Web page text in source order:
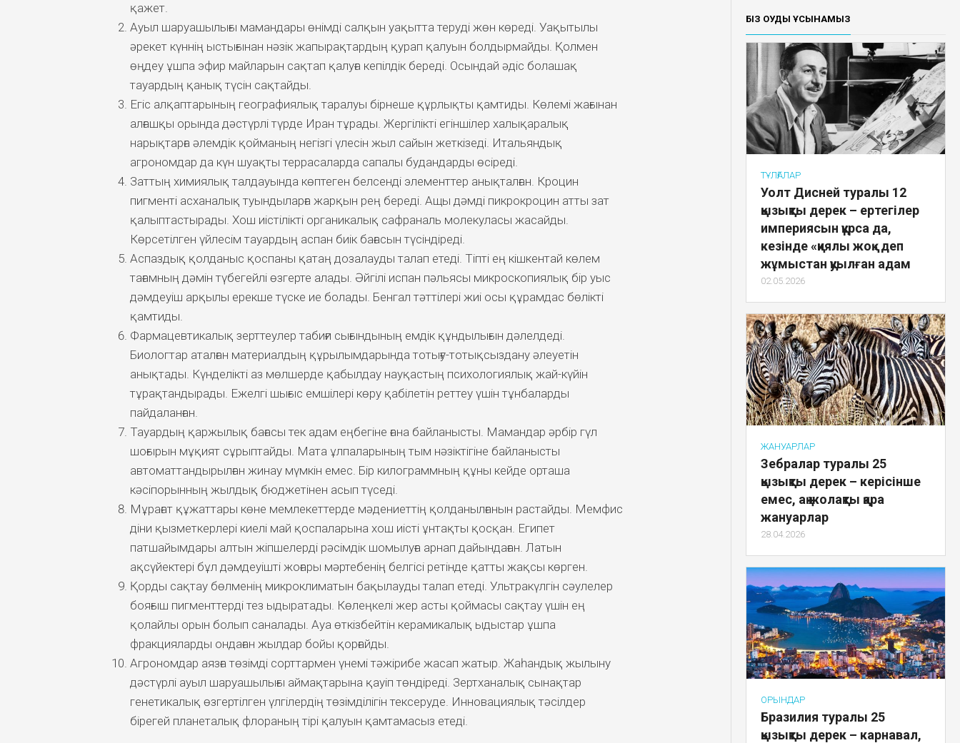
қажет.
Ауыл шаруашылығы мамандары өнімді салқын уақытта теруді жөн көреді. Уақытылы
әрекет күннің ыстығынан нәзік жапырақтардың қурап қалуын болдырмайды. Қолмен
өңдеу ұшпа эфир майларын сақтап қалуға кепілдік береді. Осындай әдіс болашақ
тауардың қанық түсін сақтайды.
Егіс алқаптарының географиялық таралуы бірнеше құрлықты қамтиды. Көлемі жағынан
алғашқы орында дәстүрлі түрде Иран тұрады. Жергілікті егіншілер халықаралық
нарықтарға әлемдік қойманың негізгі үлесін жыл сайын жеткізеді. Итальяндық
агрономдар да күн шуақты террасаларда сапалы будандарды өсіреді.
Заттың химиялық талдауында көптеген белсенді элементтер анықталған. Кроцин
пигменті асханалық туындыларға жарқын рең береді. Ащы дәмді пикрокроцин атты зат
қалыптастырады. Хош иістілікті органикалық сафраналь молекуласы жасайды.
Көрсетілген үйлесім тауардың аспан биік бағасын түсіндіреді.
Аспаздық қолданыс қоспаны қатаң дозалауды талап етеді. Тіпті ең кішкентай көлем
тағамның дәмін түбегейлі өзгерте алады. Әйгілі испан пәльясы микроскопиялық бір уыс
дәмдеуіш арқылы ерекше түске ие болады. Бенгал тәттілері жиі осы құрамдас бөлікті
қамтиды.
Фармацевтикалық зерттеулер табиғи сығындының емдік құндылығын дәлелдеді.
Биологтар аталған материалдың құрылымдарында тотығу-тотықсыздану әлеуетін
анықтады. Күнделікті аз мөлшерде қабылдау науқастың психологиялық жай-күйін
тұрақтандырады. Ежелгі шығыс емшілері көру қабілетін реттеу үшін тұнбаларды
пайдаланған.
Тауардың қаржылық бағасы тек адам еңбегіне ғана байланысты. Мамандар әрбір гүл
шоғырын мұқият сұрыптайды. Мата ұлпаларының тым нәзіктігіне байланысты
автоматтандырылған жинау мүмкін емес. Бір килограммның құны кейде орташа
кәсіпорынның жылдық бюджетінен асып түседі.
Мұрағат құжаттары көне мемлекеттерде мәдениеттің қолданылғанын растайды. Мемфис
діни қызметкерлері киелі май қоспаларына хош иісті ұнтақты қосқан. Египет
патшайымдары алтын жіпшелерді рәсімдік шомылуға арнап дайындаған. Латын
ақсүйектері бұл дәмдеуішті жоғары мәртебенің белгісі ретінде қатты жақсы көрген.
Қорды сақтау бөлменің микроклиматын бақылауды талап етеді. Ультракүлгін сәулелер
бояғыш пигменттерді тез ыдыратады. Көлеңкелі жер асты қоймасы сақтау үшін ең
қолайлы орын болып саналады. Ауа өткізбейтін керамикалық ыдыстар ұшпа
фракцияларды ондаған жылдар бойы қорғайды.
Агрономдар аязға төзімді сорттармен үнемі тәжірибе жасап жатыр. Жаһандық жылыну
дәстүрлі ауыл шаруашылығы аймақтарына қауіп төндіреді. Зертханалық сынақтар
генетикалық өзгертілген үлгілердің төзімділігін тексеруде. Инновациялық тәсілдер
бірегей планеталық флораның тірі қалуын қамтамасыз етеді.
БІЗ ОҚУДЫ ҰСЫНАМЫЗ
ТҰЛҒАЛАР
Уолт Дисней туралы 12
қызықты дерек – ертегілер
империясын құрса да,
кезінде «қиялы жоқ» деп
жұмыстан қуылған адам
02.05.2026
ЖАНУАРЛАР
Зебралар туралы 25
қызықты дерек – керісінше
емес, ақ жолақты қара
жануарлар
28.04.2026
ОРЫНДАР
Бразилия туралы 25
қызықты дерек – карнавал,